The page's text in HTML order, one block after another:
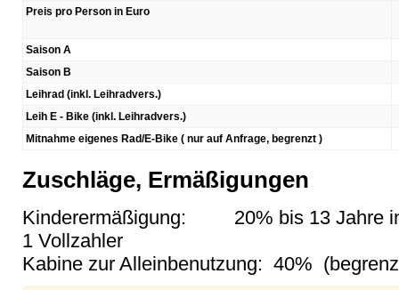
Preis pro Person in Euro
Saison A
Saison B
Leihrad (inkl. Leihradvers.)
Leih E - Bike (inkl. Leihradvers.)
Mitnahme eigenes Rad/E-Bike ( nur auf Anfrage, begrenzt )
Zuschläge, Ermäßigungen
Kinderermäßigung: 20% bis 13 Jahre in
1 Vollzahler
Kabine zur Alleinbenutzung: 40%